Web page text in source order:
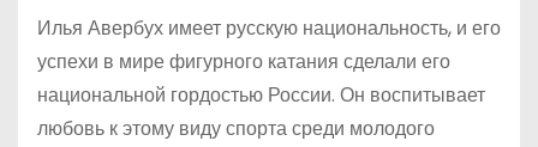
Илья Авербух имеет русскую национальность, и его
успехи в мире фигурного катания сделали его
национальной гордостью России. Он воспитывает
любовь к этому виду спорта среди молодого